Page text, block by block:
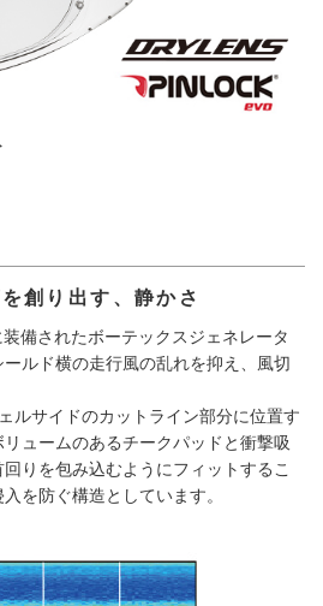
創り出す、静かさ
備されたボーテックスジェネレータ
ルド横の走行風の乱れを抑え、風切
ルサイドのカットライン部分に位置す
ュームのあるチークパッドと衝撃吸
りを包み込むようにフィットするこ
を防ぐ構造としています。